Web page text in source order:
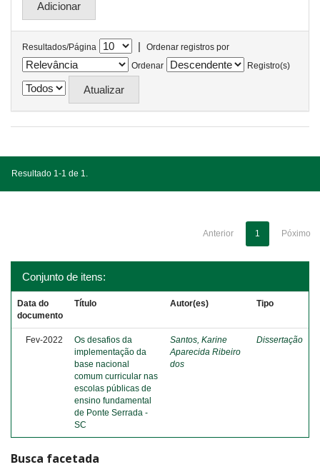
Resultados/Página |
Ordenar registros por
Ordenar
Registro(s)
Resultado 1-1 de 1.
Anterior 1 Póximo
Conjunto de itens:
Data do
documento
Título Autor(es) Tipo
Fev-2022
Os desafios da
implementação da
base nacional
comum curricular nas
escolas públicas de
ensino fundamental
de Ponte Serrada -
SC
Santos, Karine
Aparecida Ribeiro
dos
Dissertação
Busca facetada